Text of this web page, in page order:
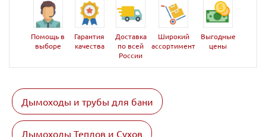
Помощь в
выборе
Гарантия
качества
Доставка
по всей
России
Широкий
ассортимент
Выгодные
цены
Дымоходы и трубы для бани
Дымоходы Теплов и Сухов